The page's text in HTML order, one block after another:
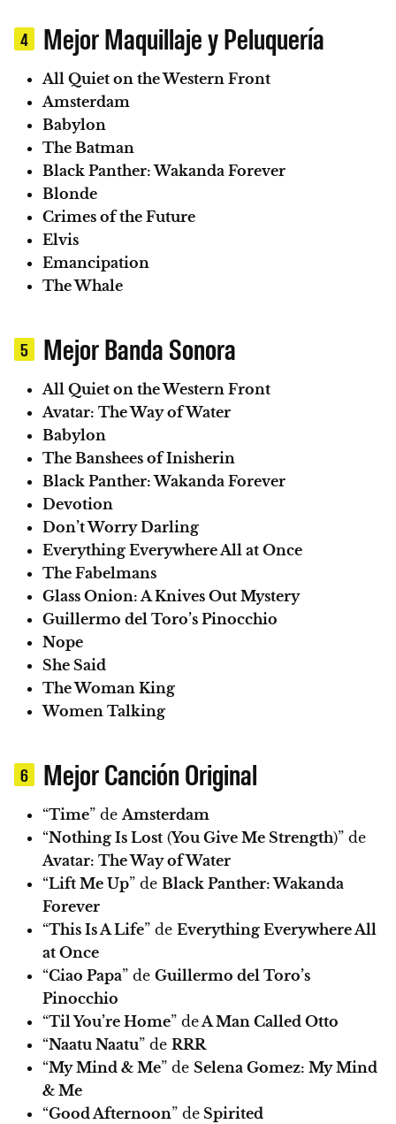
4 Mejor Maquillaje y Peluquería
All Quiet on the Western Front
Amsterdam
Babylon
The Batman
Black Panther: Wakanda Forever
Blonde
Crimes of the Future
Elvis
Emancipation
The Whale
5 Mejor Banda Sonora
All Quiet on the Western Front
Avatar: The Way of Water
Babylon
The Banshees of Inisherin
Black Panther: Wakanda Forever
Devotion
Don’t Worry Darling
Everything Everywhere All at Once
The Fabelmans
Glass Onion: A Knives Out Mystery
Guillermo del Toro’s Pinocchio
Nope
She Said
The Woman King
Women Talking
6 Mejor Canción Original
“Time” deAmsterdam
“Nothing Is Lost (You Give Me Strength)” de
Avatar: The Way of Water
“Lift Me Up” de Black Panther: Wakanda
Forever
“This Is A Life” de Everything Everywhere All
at Once
“Ciao Papa” de Guillermo del Toro’s
Pinocchio
“Til You’re Home” deA Man Called Otto
“Naatu Naatu” de RRR
“My Mind & Me” de Selena Gomez: My Mind
& Me
“Good Afternoon” de Spirited